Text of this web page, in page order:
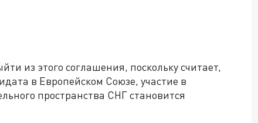
из этого соглашения, поскольку считает,
в Европейском Союзе, участие в
пространства СНГ становится